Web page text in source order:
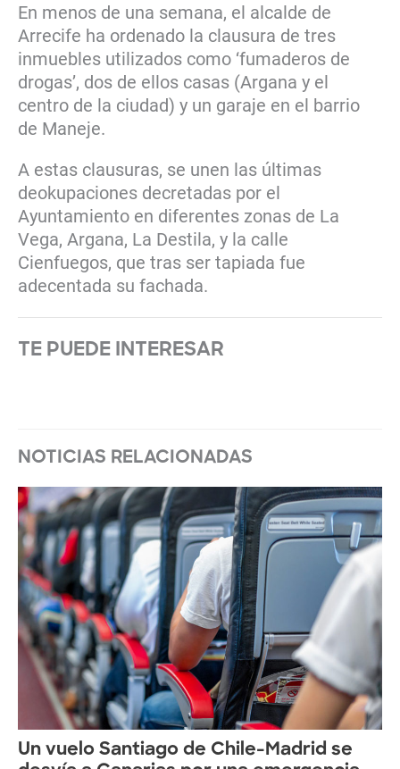
En menos de una semana, el alcalde de
Arrecife ha ordenado la clausura de tres
inmuebles utilizados como ‘fumaderos de
drogas’, dos de ellos casas (Argana y el
centro de la ciudad) y un garaje en el barrio
de Maneje.
A estas clausuras, se unen las últimas
deokupaciones decretadas por el
Ayuntamiento en diferentes zonas de La
Vega, Argana, La Destila, y la calle
Cienfuegos, que tras ser tapiada fue
adecentada su fachada.
TE PUEDE INTERESAR
NOTICIAS RELACIONADAS
Un vuelo Santiago de Chile-Madrid se